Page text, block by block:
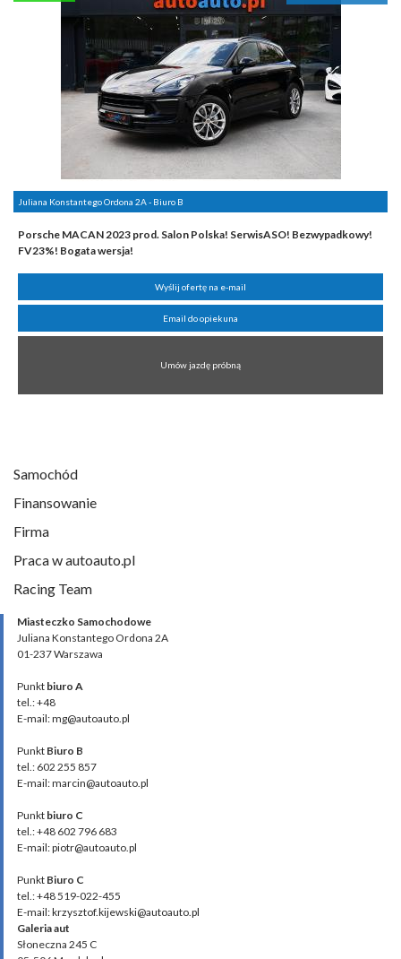
Juliana Konstantego Ordona 2A - Biuro B
Porsche MACAN 2023 prod. Salon Polska! SerwisASO! Bezwypadkowy!
FV23%! Bogata wersja!
Wyślij ofertę na e-mail
Email do opiekuna
Umów jazdę próbną
Samochód
Finansowanie
Firma
Praca w autoauto.pl
Racing Team
Miasteczko Samochodowe
Juliana Konstantego Ordona 2A
01-237 Warszawa
Punkt biuro A
tel.: +48
E-mail: mg@autoauto.pl
Punkt Biuro B
tel.: 602 255 857
E-mail: marcin@autoauto.pl
Punkt biuro C
tel.: +48 602 796 683
E-mail: piotr@autoauto.pl
Punkt Biuro C
tel.: +48 519-022-455
E-mail: krzysztof.kijewski@autoauto.pl
Galeria aut
Słoneczna 245 C